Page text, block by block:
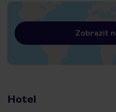
Zobrazit
Hotel